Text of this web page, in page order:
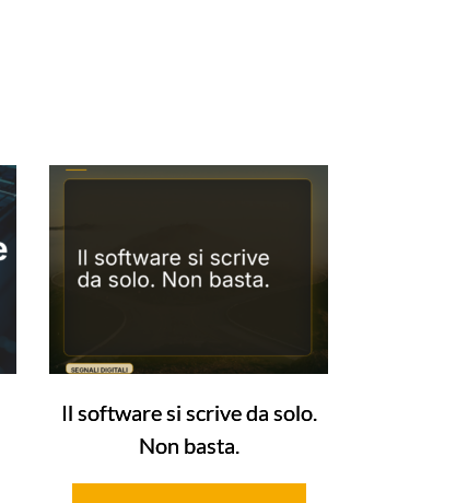
Il software si scrive da solo.
Non basta.